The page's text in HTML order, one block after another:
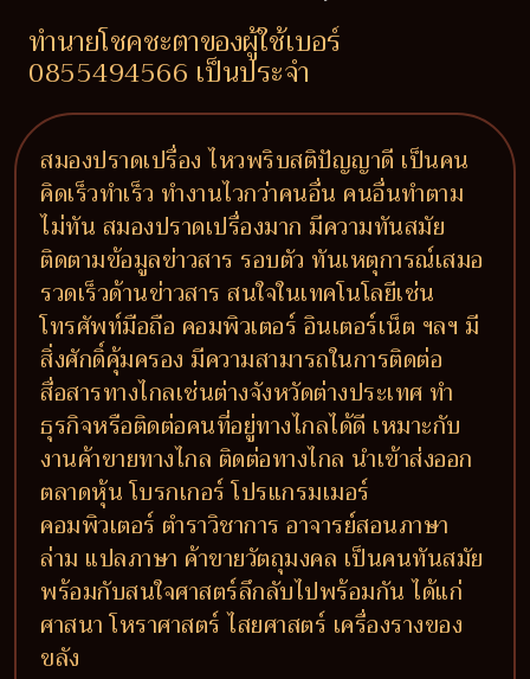
ทำนายโชคชะตาของผู้ใช้เบอร์
0855494566 เป็นประจำ
สมองปราดเปรื่อง ไหวพริบสติปัญญาดี เป็นคน
คิดเร็วทำเร็ว ทำงานไวกว่าคนอื่น คนอื่นทำตาม
ไม่ทัน สมองปราดเปรื่องมาก มีความทันสมัย
ติดตามข้อมูลข่าวสาร รอบตัว ทันเหตุการณ์เสมอ
รวดเร็วด้านข่าวสาร สนใจในเทคโนโลยีเช่น
โทรศัพท์มือถือ คอมพิวเตอร์ อินเตอร์เน็ต ฯลฯ มี
สิ่งศักดิ์คุ้มครอง มีความสามารถในการติดต่อ
สื่อสารทางไกลเช่นต่างจังหวัดต่างประเทศ ทำ
ธุรกิจหรือติดต่อคนที่อยู่ทางไกลได้ดี เหมาะกับ
งานค้าขายทางไกล ติดต่อทางไกล นำเข้าส่งออก
ตลาดหุ้น โบรกเกอร์ โปรแกรมเมอร์
คอมพิวเตอร์ ตำราวิชาการ อาจารย์สอนภาษา
ล่าม แปลภาษา ค้าขายวัตถุมงคล เป็นคนทันสมัย
พร้อมกับสนใจศาสตร์ลึกลับไปพร้อมกัน ได้แก่
ศาสนา โหราศาสตร์ ไสยศาสตร์ เครื่องรางของ
ขลัง